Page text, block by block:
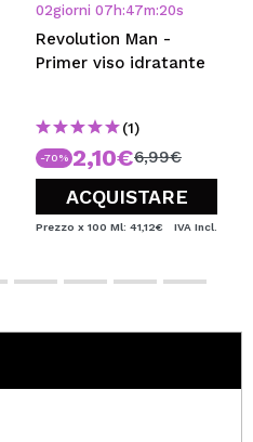
02giorni 07h:47m:20s
Revolution Man -
Primer viso idratante
(1)
-70% 2,10€6,99€
ACQUISTARE
Prezzo x 100 Ml: 41,12€ IVA Incl.